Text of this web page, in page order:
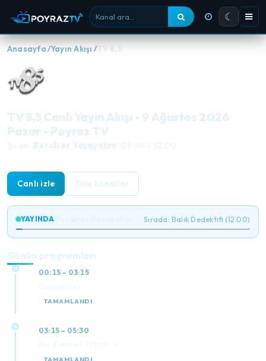
Kanal ara ☾
Anasayfa Yayın Akışı TV 8,5
TV 8,5 Canlı Yayın Akışı - 9 Ağustos 2026
Pazar - Poyraz TV
Şu an: Beraber Yaşayalım · 09:30 – 12:00
Canlı izle Tüm kanallar
YAYINDA Sırada: Balık Dedektifi (12:00)
Günün programları
00:15 – 03:15
TAMAMLANDI
03:15 – 05:30